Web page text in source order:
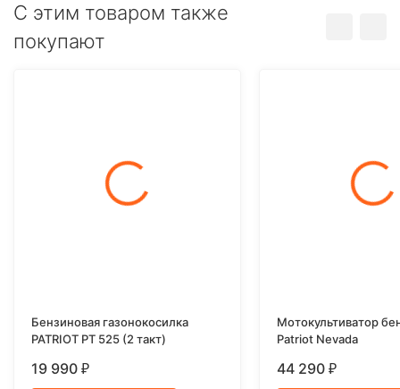
C этим товаром также
покупают
Бензиновая газонокосилка
PATRIOT PT 525 (2 такт)
19 990 ₽
Мотокультиватор
Patriot Nevada
44 290 ₽